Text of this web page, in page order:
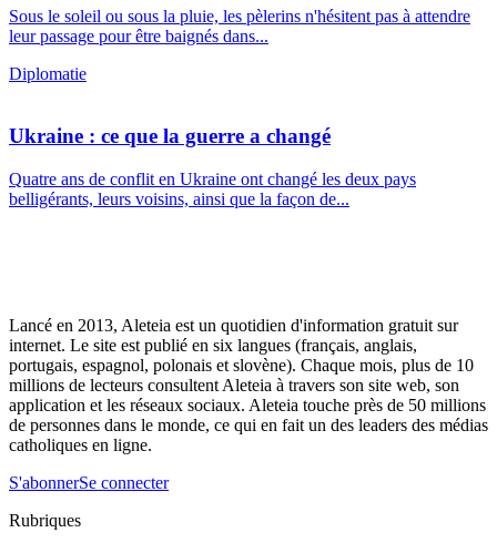
Sous le soleil ou sous la pluie, les pèlerins n'hésitent pas à attendre
leur passage pour être baignés dans...
Diplomatie
Ukraine : ce que la guerre a changé
Quatre ans de conflit en Ukraine ont changé les deux pays
belligérants, leurs voisins, ainsi que la façon de...
Lancé en 2013, Aleteia est un quotidien d'information gratuit sur
internet. Le site est publié en six langues (français, anglais,
portugais, espagnol, polonais et slovène). Chaque mois, plus de 10
millions de lecteurs consultent Aleteia à travers son site web, son
application et les réseaux sociaux. Aleteia touche près de 50 millions
de personnes dans le monde, ce qui en fait un des leaders des médias
catholiques en ligne.
S'abonnerSe connecter
Rubriques